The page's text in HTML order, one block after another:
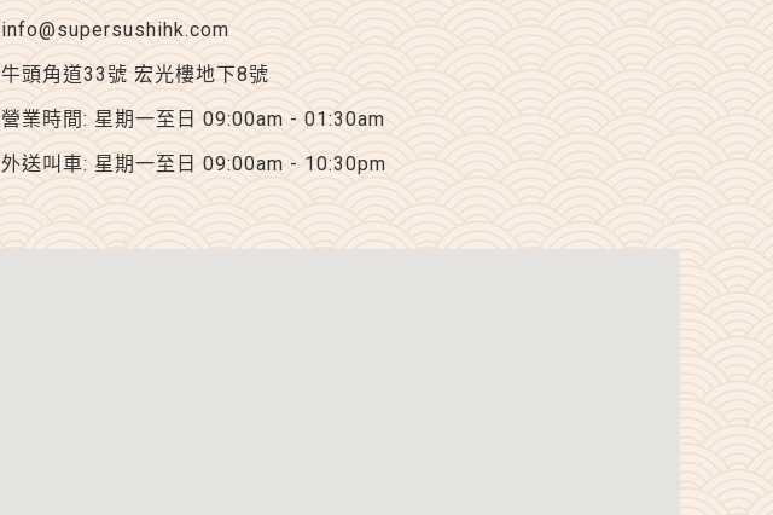
info@supersushihk.com
牛頭角道33號 宏光樓地下8號
營業時間: 星期一至日 09:00am - 01:30am
外送叫車: 星期一至日 09:00am - 10:30pm